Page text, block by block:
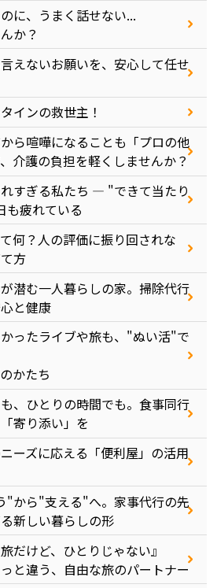
に、うまく話せない...
か？
えないお願いを、安心して任せ
インの救世主！
ら喧嘩になることも「プロの他
介護の負担を軽くしませんか？
れすぎる私たち ― "できて当たり
も疲れている
何？人の評価に振り回されな
方
潜む一人暮らしの家。掃除代行
と健康
かったライブや旅も、"ぬい活"で
かたち
、ひとりの時間でも。食事同行
寄り添い」を
ーズに応える「便利屋」の活用
"から"支える"へ。家事代行の先
新しい暮らしの形
だけど、ひとりじゃない』
と違う、自由な旅のパートナー